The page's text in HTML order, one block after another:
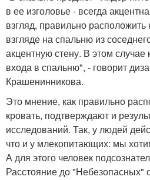
в ее изголовье - всегда
взгляд, правильно расположить
взгляде на спальню из
акцентную стену. В этом случае
входа в спальню", - говорит
Крашенинникова.
Это мнение, как правильно
кровать, подтверждают и
исследований. Так, у людей
что и у млекопитающих: мы
А для этого человек
Расстояние до "Небезопасных"